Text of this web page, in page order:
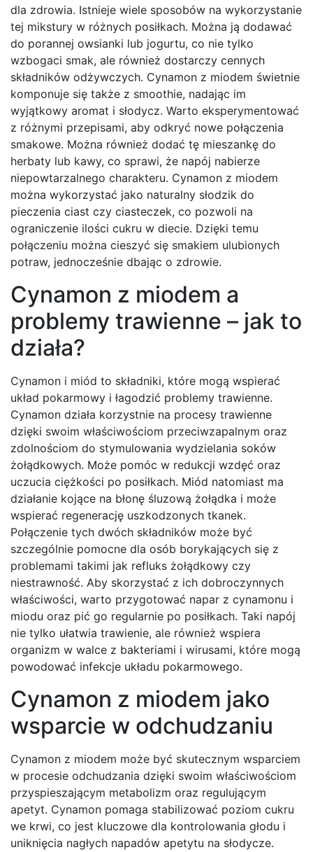
dla zdrowia. Istnieje wiele sposobów na wykorzystanie
tej mikstury w różnych posiłkach. Można ją dodawać
do porannej owsianki lub jogurtu, co nie tylko
wzbogaci smak, ale również dostarczy cennych
składników odżywczych. Cynamon z miodem świetnie
komponuje się także z smoothie, nadając im
wyjątkowy aromat i słodycz. Warto eksperymentować
z różnymi przepisami, aby odkryć nowe połączenia
smakowe. Można również dodać tę mieszankę do
herbaty lub kawy, co sprawi, że napój nabierze
niepowtarzalnego charakteru. Cynamon z miodem
można wykorzystać jako naturalny słodzik do
pieczenia ciast czy ciasteczek, co pozwoli na
ograniczenie ilości cukru w diecie. Dzięki temu
połączeniu można cieszyć się smakiem ulubionych
potraw, jednocześnie dbając o zdrowie.
Cynamon z miodem a
problemy trawienne – jak to
działa?
Cynamon i miód to składniki, które mogą wspierać
układ pokarmowy i łagodzić problemy trawienne.
Cynamon działa korzystnie na procesy trawienne
dzięki swoim właściwościom przeciwzapalnym oraz
zdolnościom do stymulowania wydzielania soków
żołądkowych. Może pomóc w redukcji wzdęć oraz
uczucia ciężkości po posiłkach. Miód natomiast ma
działanie kojące na błonę śluzową żołądka i może
wspierać regenerację uszkodzonych tkanek.
Połączenie tych dwóch składników może być
szczególnie pomocne dla osób borykających się z
problemami takimi jak refluks żołądkowy czy
niestrawność. Aby skorzystać z ich dobroczynnych
właściwości, warto przygotować napar z cynamonu i
miodu oraz pić go regularnie po posiłkach. Taki napój
nie tylko ułatwia trawienie, ale również wspiera
organizm w walce z bakteriami i wirusami, które mogą
powodować infekcje układu pokarmowego.
Cynamon z miodem jako
wsparcie w odchudzaniu
Cynamon z miodem może być skutecznym wsparciem
w procesie odchudzania dzięki swoim właściwościom
przyspieszającym metabolizm oraz regulującym
apetyt. Cynamon pomaga stabilizować poziom cukru
we krwi, co jest kluczowe dla kontrolowania głodu i
uniknięcia nagłych napadów apetytu na słodycze.